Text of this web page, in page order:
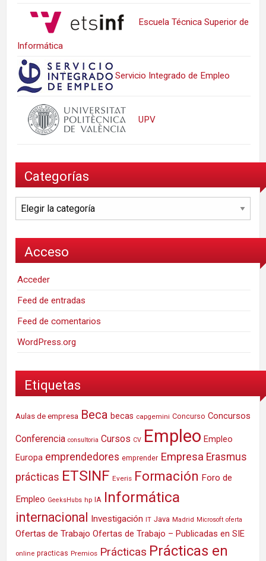
Escuela Técnica Superior de
Informática
Servicio Integrado de Empleo
UPV
Categorías
Categorías
Acceso
Acceder
Feed de entradas
Feed de comentarios
WordPress.org
Etiquetas
Aulas de empresa Beca becas capgemini Concurso Concursos
Conferencia consultoria Cursos CV Empleo Empleo
Europa emprendedores emprender Empresa Erasmus
prácticas ETSINF Everis Formación Foro de
Empleo GeeksHubs hp IA Informática
internacional Investigación IT Java Madrid Microsoft oferta
Ofertas de Trabajo Ofertas de Trabajo – Publicadas en SIE
online practicas Premios Prácticas Prácticas en